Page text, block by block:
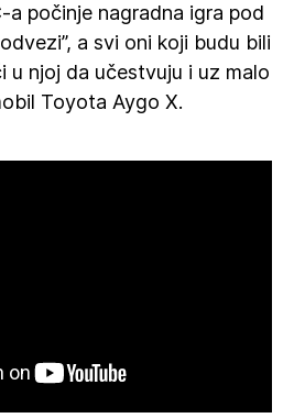
a počinje nagradna igra pod
a svi oni koji budu bili
u njoj da učestvuju i uz malo
Toyota Aygo X.